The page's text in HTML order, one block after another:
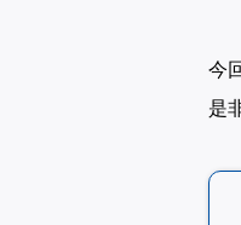
今
是